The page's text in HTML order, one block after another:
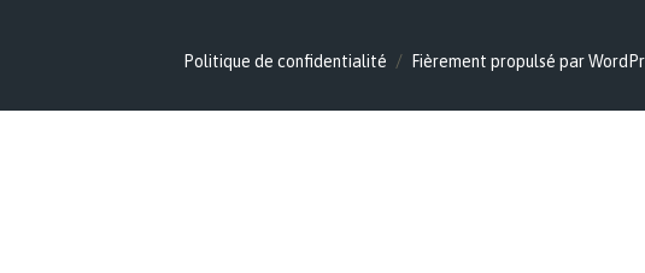
Politique de confidentialité Fièrement propulsé par